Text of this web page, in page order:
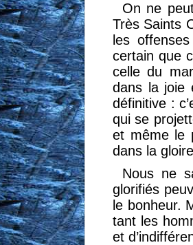
On ne
Très Saints
les
certain que
celle du
dans la joie
définitive :
qui se
et même le
dans la
Nous ne
glorifiés
le bonheur.
tant les
et